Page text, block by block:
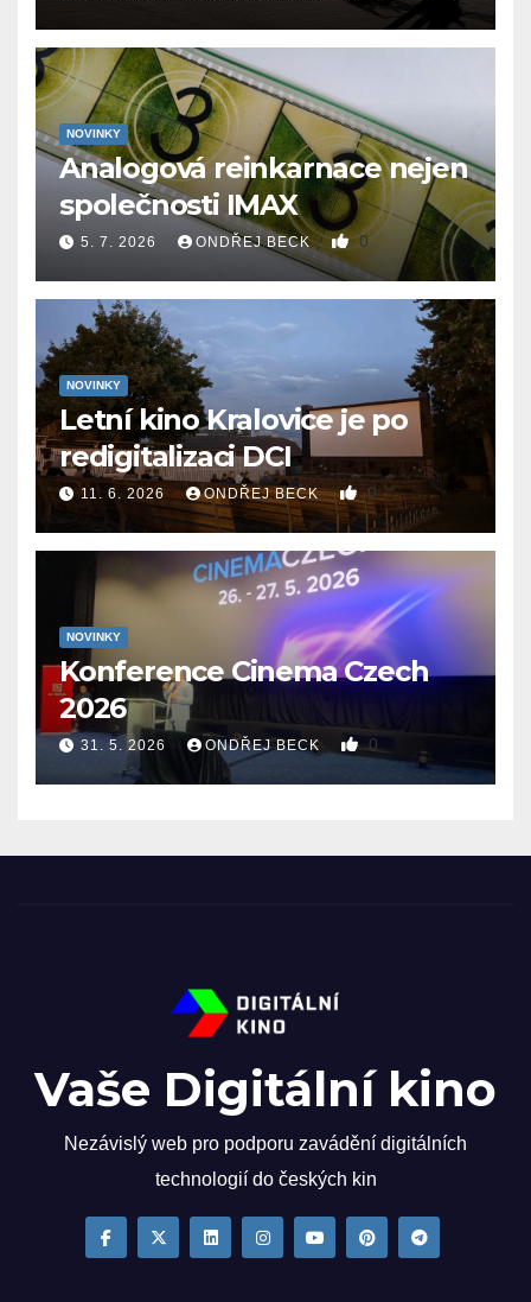
NOVINKY
Analogová reinkarnace nejen
společnosti IMAX
5. 7. 2026 ONDŘEJ BECK 0
NOVINKY
Letní kino Kralovice je po
redigitalizaci DCI
11. 6. 2026 ONDŘEJ BECK 0
NOVINKY
Konference Cinema Czech
2026
31. 5. 2026 ONDŘEJ BECK 0
Vaše Digitální kino
Nezávislý web pro podporu zavádění digitálních
technologií do českých kin